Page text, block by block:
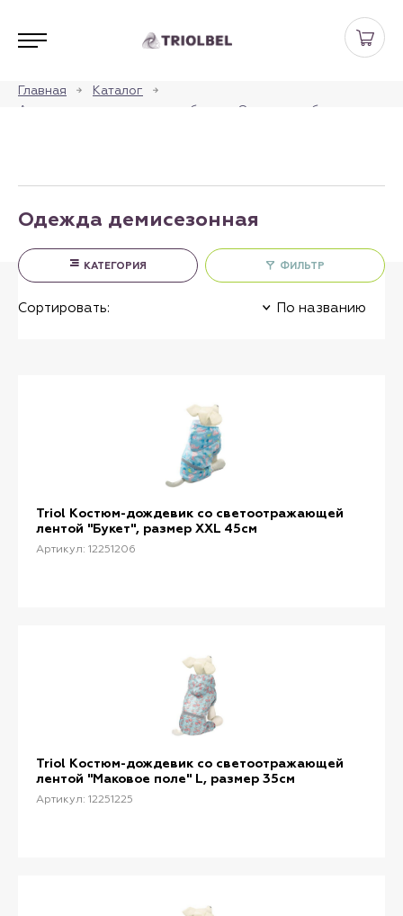
Главная
Каталог
Аксессуары для кошек и собак
Одежда и обувь
Одежда демисезонная
КАТЕГОРИЯ ФИЛЬТР
Сортировать: По названию
Triol Костюм-дождевик со светоотражающей
лентой "Букет", размер XXL 45см
Артикул: 12251206
Triol Костюм-дождевик со светоотражающей
лентой "Маковое поле" L, размер 35см
Артикул: 12251225